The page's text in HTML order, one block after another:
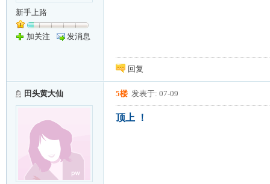
新手上路
加关注 发消息
回复
田头黄大仙 5楼 发表于: 07-09
顶上 ！